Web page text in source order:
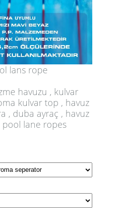
lans rope
havuzu , kulvar
kulvar top , havuz
, duba ayraç , havuz
pool lane ropes